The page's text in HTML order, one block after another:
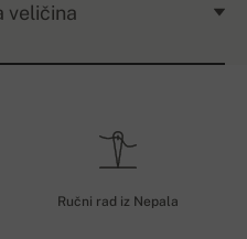
veličina
Ručni rad iz Nepala